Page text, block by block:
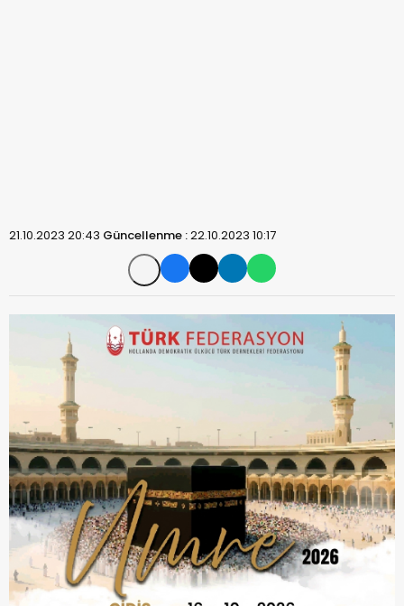
21.10.2023 20:43 Güncellenme :22.10.2023 10:17